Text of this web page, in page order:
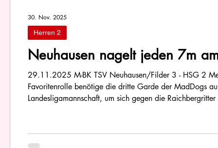
Neuhausen nagelt jeden 7m
29.11.2025 M-BK TSV Neuhausen/Filder 3 - HSG 2
Favoritenrolle benötige die dritte Garde der MadDogs
Landesligamannschaft, um sich gegen die
Herren 2
30. Nov. 2025